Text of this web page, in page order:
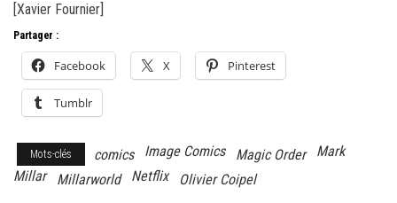
[Xavier Fournier]
Partager :
Facebook X Pinterest
Tumblr
Mots-clés comics Image Comics Magic Order
Mark
Millar
Millarworld Netflix Olivier Coipel